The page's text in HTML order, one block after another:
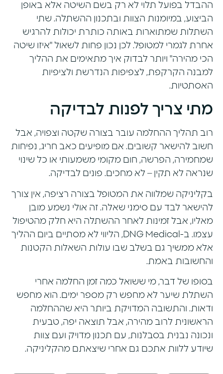
ההבדל בפועל תלוי לא רק בשם השיטה אלא באופן
הביצוע, במיומנות הצוות ובתכנון ההשתלה. שתי
השתלות שמתוארות באותה כותרת יכולות להרגיש
אחרת לגמרי למטופל. לכן נכון פחות לשאול "איזו שיטה
הכי מהירה" ויותר לבדוק איך מתאימים את ההליך
למבנה הקרקפת, לצפיפות הנדרשת ולציפיות
האסתטיות.
מתי צריך לפנות לבדיקה
רוב תהליך ההחלמה עובר בצורה שקטה וצפויה, אבל
חשוב להישאר קשובים. אם מופיעים כאב חריג, נפיחות
שמחמירה, הפרשה, חום מקומי משמעותי או כל שינוי
שנראה לא תקין – לא מחכים. פונים לבדיקה.
בקליניקה שמלווה את המטופל בצורה רציפה, אין צורך
להישאר לבד עם סימני שאלה. זה אולי נשמע מובן
מאליו, אבל זמינות לאחר ההשתלה היא חלק מהטיפול
עצמו. ב-DNG Medical, הליווי לא מסתיים ביום ההליך
אלא ממשיך גם בשלב שבו עולות השאלות הקטנות
והחשובות באמת.
בסופו של דבר, מי ששואל כמה זמן החלמה אחרי
השתלת שיער לא מחפש רק מספר ימים. הוא מחפש
ודאות. והתשובה המדויקת ביותר היא שההחלמה
הראשונית לרוב מהירה, אבל תוצאה יפה, טבעית
ונכונה נבנית בסבלנות, עם תכנון מדויק ועם צוות
שיודע ללוות אתכם גם אחרי שיצאתם מהקליניקה.